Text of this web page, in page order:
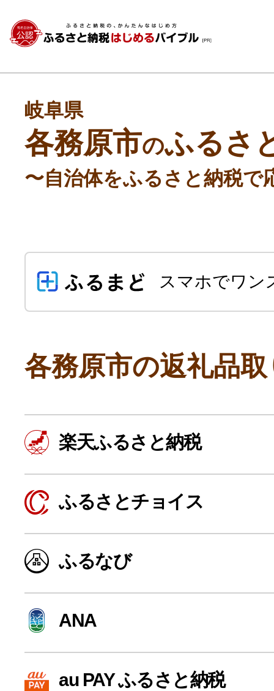
よく見られている返礼品
ふるさと納税徹底比較
寄付上限額シミュレーション
給与所得者版
副業・パラレルワーカー
岐阜県
各務原市のふるさ
〜自治体をふるさと納税で
スマホでワン
各務原市の返礼品
楽天ふるさと納税
ふるさとチョイス
ふるなび
ANA
au PAY ふるさと納税